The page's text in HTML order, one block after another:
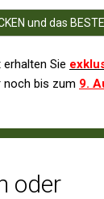
und das
Sie
noch bis zum 9.
oder